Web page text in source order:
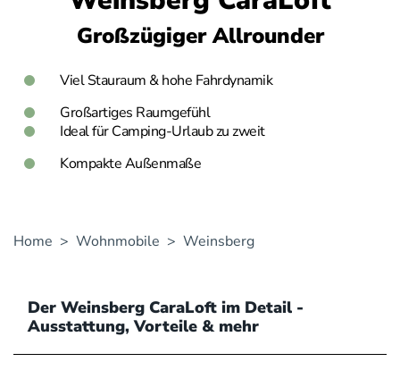
Großzügiger Allrounder
Viel Stauraum & hohe Fahrdynamik
Großartiges Raumgefühl
Ideal für Camping-Urlaub zu zweit
Kompakte Außenmaße
Home > Wohnmobile > Weinsberg
Der Weinsberg CaraLoft im Detail -
Ausstattung, Vorteile & mehr